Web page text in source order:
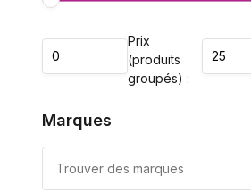
Prix
(produits
groupés) :
Marques